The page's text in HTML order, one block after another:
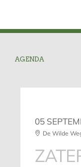
AGENDA
05
De Wilde